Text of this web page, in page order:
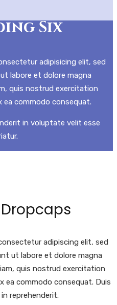
Six
adipisicing elit, sed
labore et dolore magna
quis nostrud exercitation
ea commodo consequat.
in voluptate velit esse
adipiscing elit, sed
ut labore et dolore magna
quis nostrud exercitation
ea commodo consequat. Duis
reprehenderit.